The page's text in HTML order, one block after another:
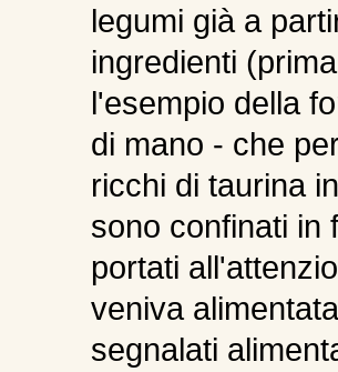
legumi già a
ingredienti
l'esempio della
di mano - che
ricchi di taurina
sono confinati in
portati
veniva
segnalati